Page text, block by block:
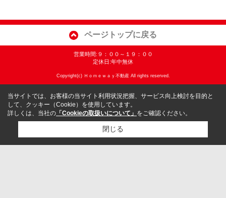
ページトップに戻る
営業時間:９：００～１９：００
定休日:年中無休
Copyright(c) Ｈｏｍｅｗａｙ不動産 All rights reserved.
当サイトでは、お客様の当サイト利用状況把握、サービス向上検討を目的と
して、クッキー（Cookie）を使用しています。
詳しくは、当社の 「Cookieの取扱いについて」 をご確認ください。
閉じる